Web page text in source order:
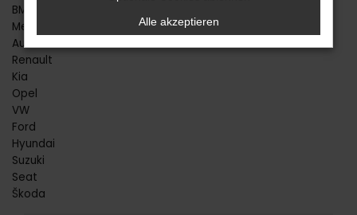
BMW
Mercedes-Benz
Audi
Renault
Kia
Opel
VW
Ford
Hyundai
Suzuki
Seat
Škoda
Alle akzeptieren